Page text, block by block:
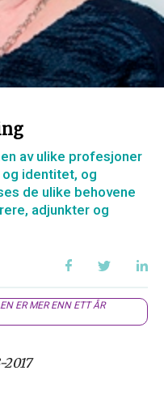
av ulike profesjoner
og identitet, og
de ulike behovene
adjunkter og
ER MER ENN ETT ÅR